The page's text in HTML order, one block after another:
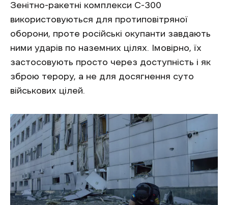
Зенітно-ракетні комплекси С-300
використовуються для протиповітряної
оборони, проте російські окупанти завдають
ними ударів по наземних цілях. Імовірно, їх
застосовують просто через доступність і як
зброю терору, а не для досягнення суто
військових цілей.